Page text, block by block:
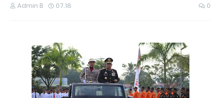
Admin B 07.18 0